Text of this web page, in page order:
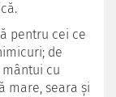
pentru cei ce
de
cu
mare, seara și